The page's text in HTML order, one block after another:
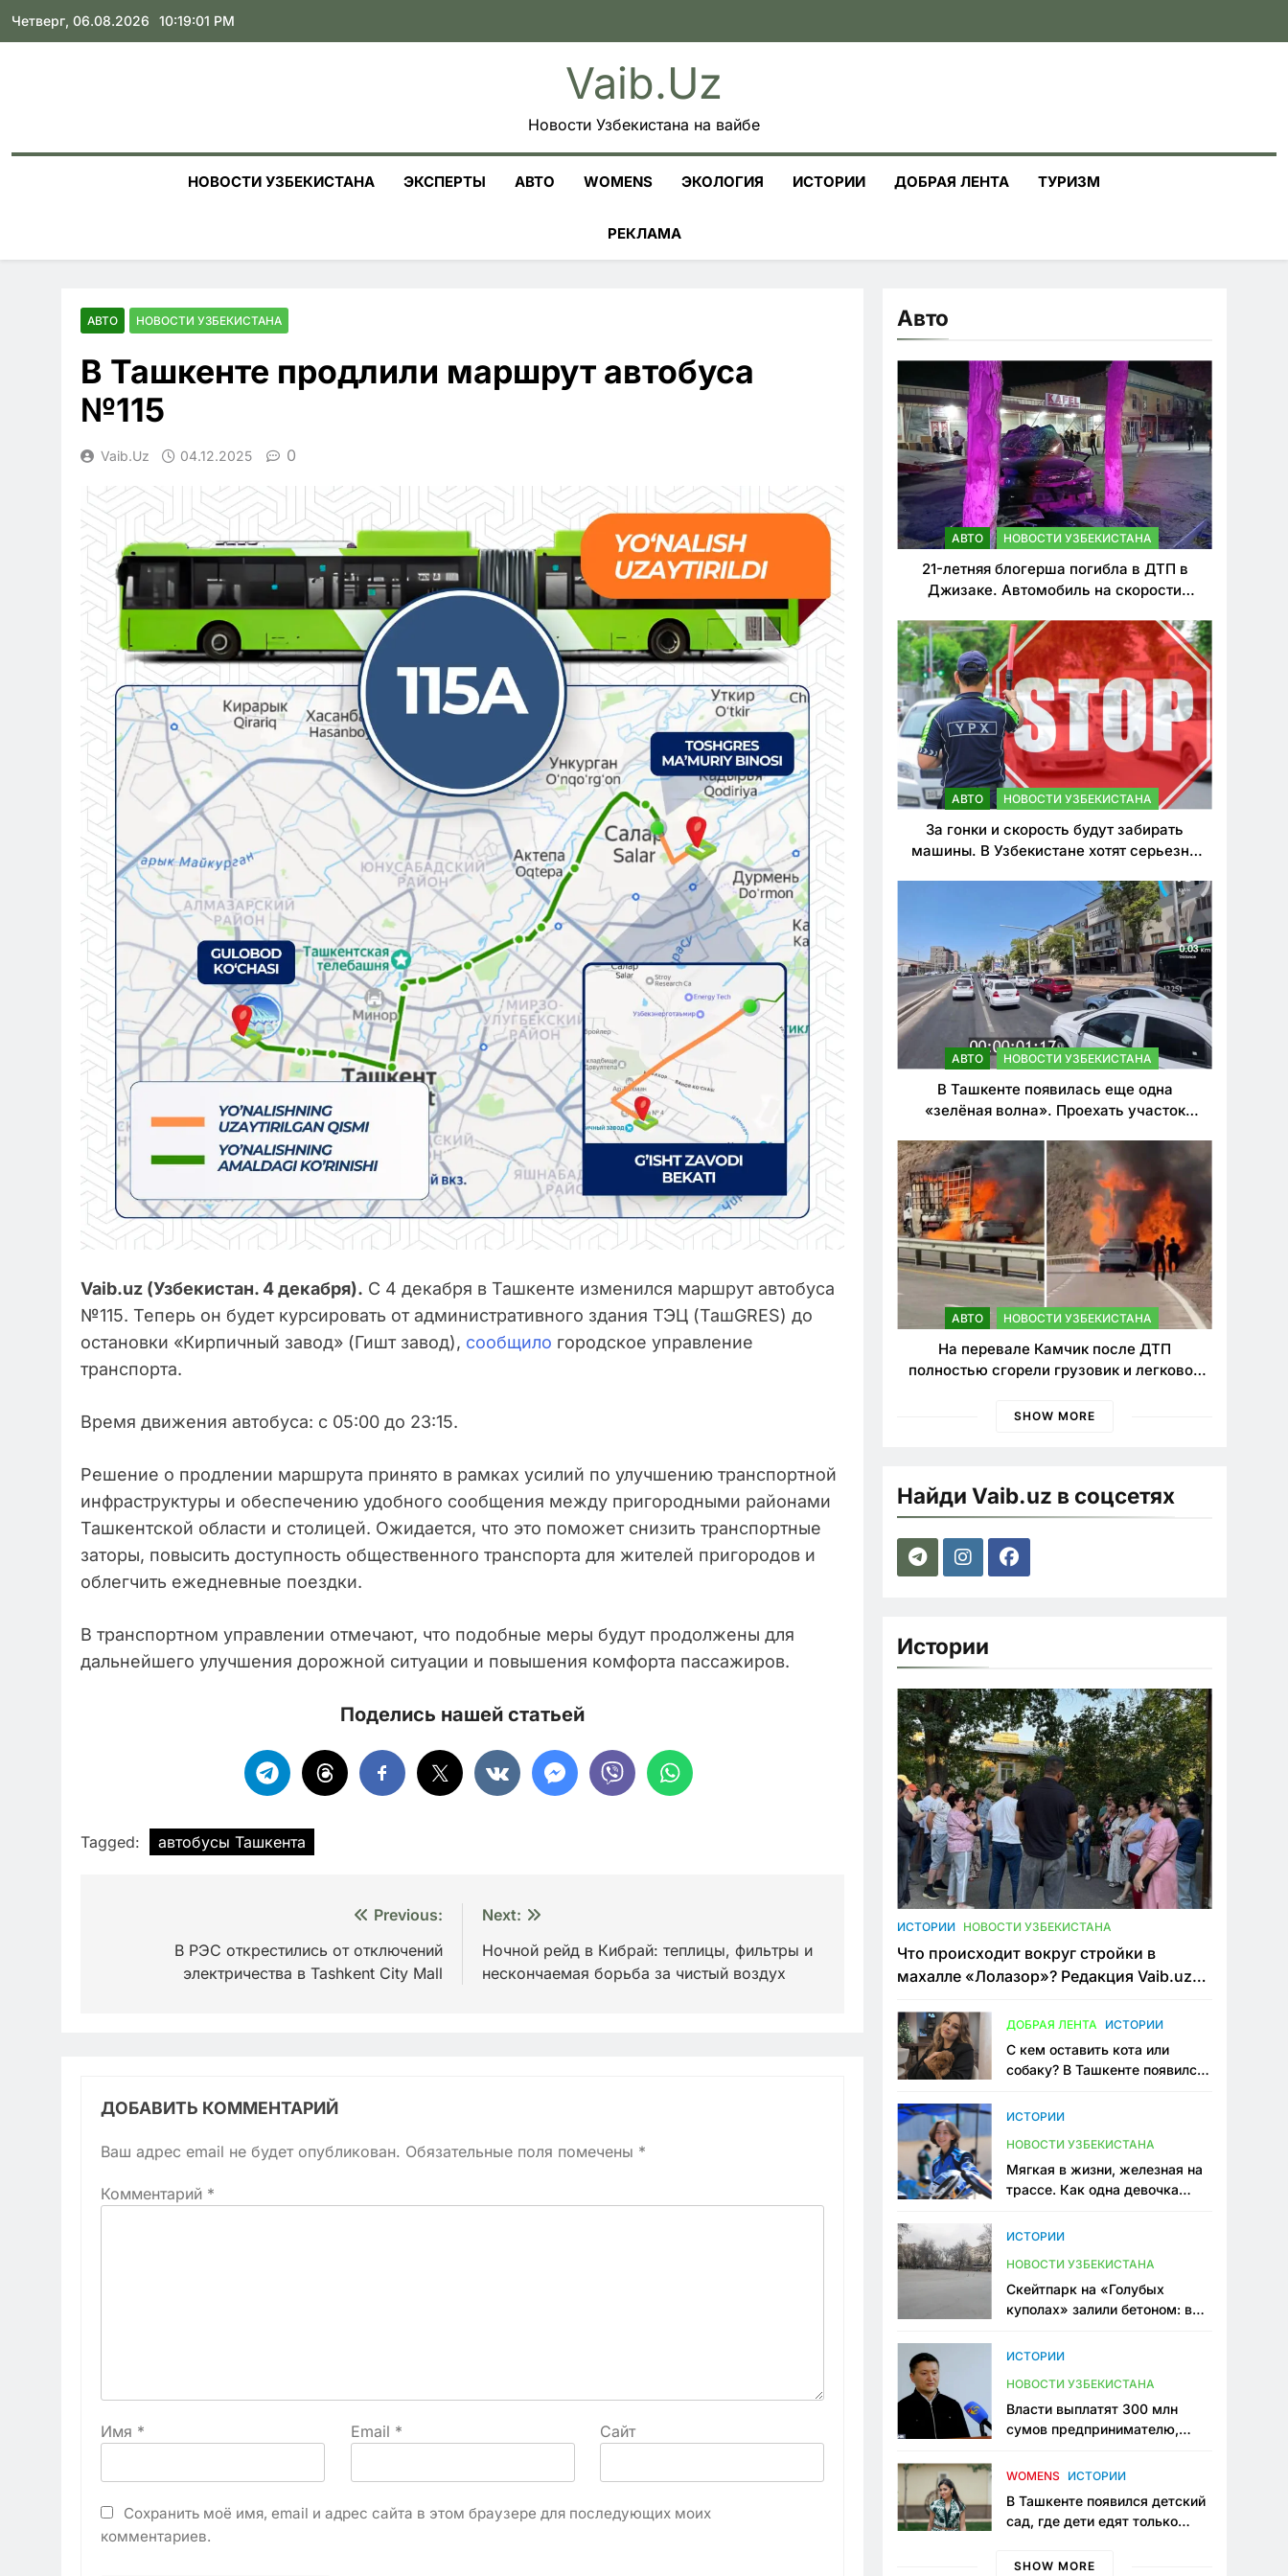
Skip
Четверг, 06.08.2026 10:19:03 PM
Vaib.uz
Новости Узбекистана на вайбе
НОВОСТИ УЗБЕКИСТАНА ЭКСПЕРТЫ АВТО WOMENS ЭКОЛОГИЯ ИСТОРИИ ДОБРАЯ ЛЕНТА ТУРИЗМ
РЕКЛАМА
АВТО НОВОСТИ УЗБЕКИСТАНА
В Ташкенте продлили маршрут автобуса
№115
Vaib.uz 04.12.2025 0
Vaib.uz (Узбекистан. 4 декабря). С 4 декабря в Ташкенте изменился маршрут автобуса
№115. Теперь он будет курсировать от административного здания ТЭЦ (ТашGRES) до
остановки «Кирпичный завод» (Гишт завод), сообщило городское управление
транспорта.
Время движения автобуса: с 05:00 до 23:15.
Решение о продлении маршрута принято в рамках усилий по улучшению транспортной
инфраструктуры и обеспечению удобного сообщения между пригородными районами
Ташкентской области и столицей. Ожидается, что это поможет снизить транспортные
заторы, повысить доступность общественного транспорта для жителей пригородов и
облегчить ежедневные поездки.
В транспортном управлении отмечают, что подобные меры будут продолжены для
дальнейшего улучшения дорожной ситуации и повышения комфорта пассажиров.
Поделись нашей статьей
Tagged: автобусы Ташкента
записям
Previous:
В РЭС открестились от отключений
электричества в Tashkent City Mall
Next:
Ночной рейд в Кибрай: теплицы, фильтры и
нескончаемая борьба за чистый воздух
ДОБАВИТЬ КОММЕНТАРИЙ
Ваш адрес email не будет опубликован. Обязательные поля помечены *
Комментарий *
Имя * Email * Сайт
Сохранить моё имя, email и адрес сайта в этом браузере для последующих моих
комментариев.
Авто
АВТО НОВОСТИ УЗБЕКИСТАНА
21-летняя блогерша погибла в ДТП в
Джизаке. Автомобиль на скорости
АВТО НОВОСТИ УЗБЕКИСТАНА
За гонки и скорость будут забирать
машины. В Узбекистане хотят серьезно
АВТО НОВОСТИ УЗБЕКИСТАНА
В Ташкенте появилась еще одна
«зелёная волна». Проехать участок
АВТО НОВОСТИ УЗБЕКИСТАНА
На перевале Камчик после ДТП
полностью сгорели грузовик и легковой
SHOW MORE
Найди Vaib.uz в соцсетях
Истории
ИСТОРИИ НОВОСТИ УЗБЕКИСТАНА
Что происходит вокруг стройки в
махалле «Лолазор»? Редакция Vaib.uz
конфликта
ДОБРАЯ ЛЕНТА ИСТОРИИ
С кем оставить кота или
собаку? В Ташкенте появился
ИСТОРИИ
НОВОСТИ УЗБЕКИСТАНА
Мягкая в жизни, железная на
трассе. Как одна девочка
Узбекистане
ИСТОРИИ
НОВОСТИ УЗБЕКИСТАНА
Скейтпарк на «Голубых
куполах» залили бетоном: в
одно общественное
ИСТОРИИ
НОВОСТИ УЗБЕКИСТАНА
Власти выплатят 300 млн
сумов предпринимателю,
тюрьме по незаконному
WOMENS ИСТОРИИ
В Ташкенте появился детский
сад, где дети едят только
мама, которая устала просить
SHOW MORE